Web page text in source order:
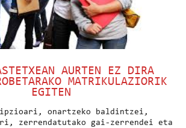
AURTEN EZ DIRA
MATRIKULAZIORIK
EGITEN
onartzeko baldintzei,
zerrendatutako gai-zerrendei eta